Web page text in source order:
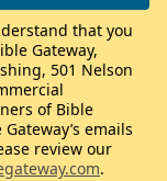
that you
Gateway,
501 Nelson
of Bible
emails
review our
.